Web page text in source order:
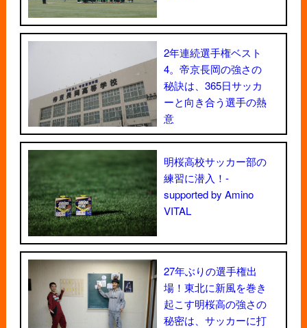
2年連続選手権ベスト
4。帝京長岡の強さの
秘訣は、365日サッカ
ーと向き合う選手の熱
意
明桜高校サッカー部の
練習に潜入！-
supported by Amino
VITAL
27年ぶりの選手権出
場！東北に新風を巻き
起こす明桜高の強さの
秘密は、サッカーに打